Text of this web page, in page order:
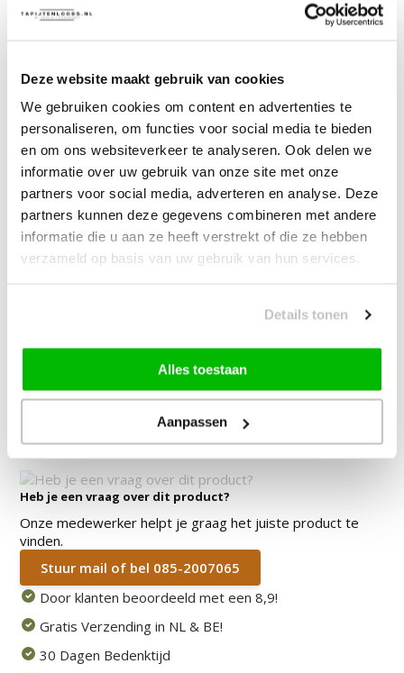
Deze website maakt gebruik van cookies
We gebruiken cookies om content en advertenties te
personaliseren, om functies voor social media te bieden
en om ons websiteverkeer te analyseren. Ook delen we
informatie over uw gebruik van onze site met onze
partners voor social media, adverteren en analyse. Deze
partners kunnen deze gegevens combineren met andere
informatie die u aan ze heeft verstrekt of die ze hebben
verzameld op basis van uw gebruik van hun services.
Details tonen
Alles toestaan
Aanpassen
James Vloerkleed Schoonmaakset
| Complete Reinigingsset voor
Tapijt
vanaf —10% korting
Muratap Samba Fluffy Badmat
Wasbaar & Anti-slip Beige
Vink producten om toe te voegen
Heb je een vraag over dit product?
Onze medewerker helpt je graag het juiste product te
vinden.
Stuur mail of bel 085-2007065
Door klanten beoordeeld met een 8,9!
Gratis Verzending in NL & BE!
30 Dagen Bedenktijd